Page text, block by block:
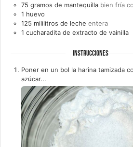
75 gramos de mantequilla bien fría
1 huevo
125 mililitros de leche entera
1 cucharadita de extracto de vainilla
INSTRUCCIONES
Poner en un bol la harina tamizada
azúcar...